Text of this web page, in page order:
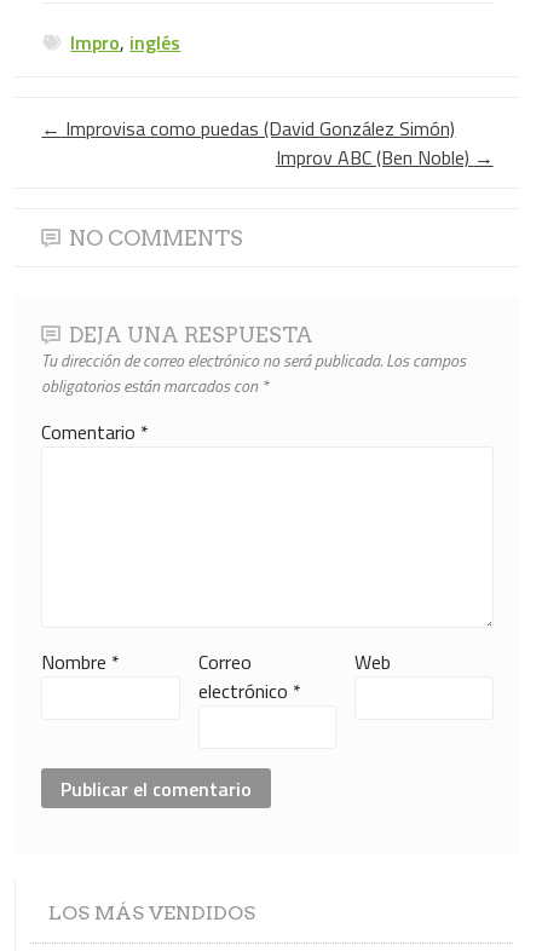
Impro, inglés
← Improvisa como puedas (David González Simón)
Improv ABC (Ben Noble) →
NO COMMENTS
DEJA UNA RESPUESTA
Tu dirección de correo electrónico no será publicada.Los campos
obligatorios están marcados con *
Comentario *
Nombre *
Correo
electrónico *
Web
LOS MÁS VENDIDOS